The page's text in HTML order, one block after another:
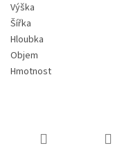
Výška
Šířka
Hloubka
Objem
Hmotnost